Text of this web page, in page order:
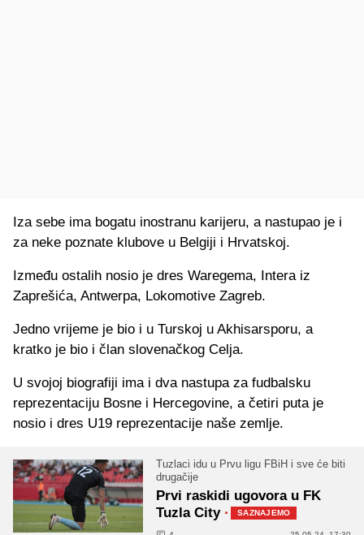
Iza sebe ima bogatu inostranu karijeru, a nastupao je i
za neke poznate klubove u Belgiji i Hrvatskoj.
Između ostalih nosio je dres Waregema, Intera iz
Zaprešića, Antwerpa, Lokomotive Zagreb.
Jedno vrijeme je bio i u Turskoj u Akhisarsporu, a
kratko je bio i član slovenačkog Celja.
U svojoj biografiji ima i dva nastupa za fudbalsku
reprezentaciju Bosne i Hercegovine, a četiri puta je
nosio i dres U19 reprezentacije naše zemlje.
Tuzlaci idu u Prvu ligu FBiH i sve će biti
drugačije
Prvi raskidi ugovora u FK
Tuzla City · SAZNAJEMO